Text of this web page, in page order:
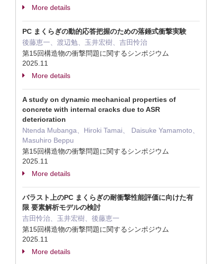
More details
PC まくらぎの動的応答把握のための落錘式衝撃実験
後藤恵一、渡辺勉、玉井宏樹、吉田怜治
第15回構造物の衝撃問題に関するシンポジウム
2025.11
More details
A study on dynamic mechanical properties of
concrete with internal cracks due to ASR
deterioration
Ntenda Mubanga、Hiroki Tamai、 Daisuke Yamamoto、
Masuhiro Beppu
第15回構造物の衝撃問題に関するシンポジウム
2025.11
More details
バラスト上のPC まくらぎの耐衝撃性能評価に向けた有
限 要素解析モデルの検討
吉田怜治、玉井宏樹、後藤恵一
第15回構造物の衝撃問題に関するシンポジウム
2025.11
More details